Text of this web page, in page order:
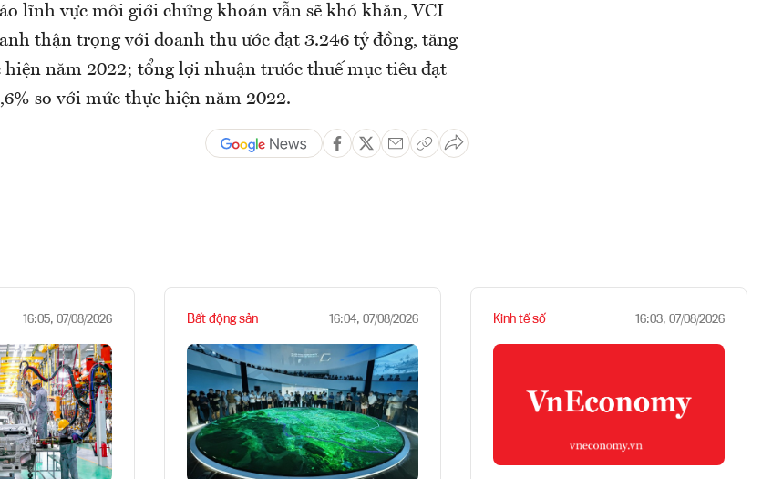
lĩnh vực môi giới chứng khoán vẫn sẽ khó khăn, VCI
thận trọng với doanh thu ước đạt 3.246 tỷ đồng, tăng
hiện năm 2022; tổng lợi nhuận trước thuế mục tiêu đạt
so với mức thực hiện năm 2022.
16:05, 07/08/2026 Bất động sản 16:04, 07/08/2026 Kinh tế số 16:03, 07/08/2026